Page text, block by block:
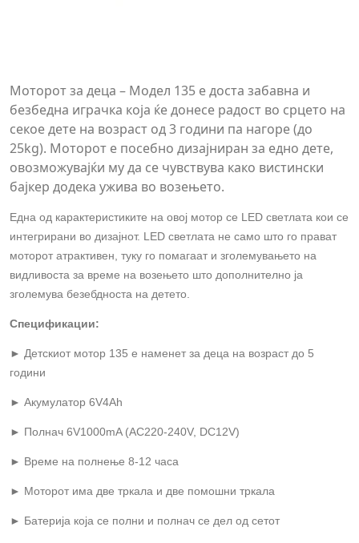
Моторот за деца – Модел 135 е доста забавна и
безбедна играчка која ќе донесе радост во срцето на
секое дете на возраст од 3 години па нагоре (до
25kg). Моторот е посебно дизајниран за едно дете,
овозможувајќи му да се чувствува како вистински
бајкер додека ужива во возењето.
Една од карактеристиките на овој мотор се LED светлата кои се
интегрирани во дизајнот. LED светлата не само што го прават
моторот атрактивен, туку го помагаат и зголемувањето на
видливоста за време на возењето што дополнително ја
зголемува безебдноста на детето.
Спецификации:
► Детскиот мотор 135 е наменет за деца на возраст до 5
години
► Акумулатор 6V4Ah
► Полнач 6V1000mA (AC220-240V, DC12V)
► Време на полнење 8-12 часа
► Моторот има две тркала и две помошни тркала
► Батерија која се полни и полнач се дел од сетот